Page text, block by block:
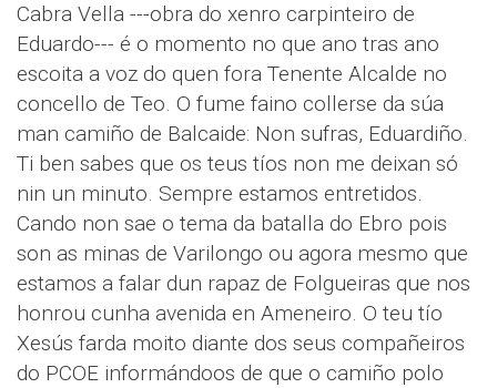
Cabra Vella ---obra do xenro carpinteiro de
Eduardo--- é o momento no que ano tras ano
escoita a voz do quen fora Tenente Alcalde no
concello de Teo. O fume faino collerse da súa
man camiño de Balcaide: Non sufras, Eduardiño.
Ti ben sabes que os teus tíos non me deixan só
nin un minuto. Sempre estamos entretidos.
Cando non sae o tema da batalla do Ebro pois
son as minas de Varilongo ou agora mesmo que
estamos a falar dun rapaz de Folgueiras que nos
honrou cunha avenida en Ameneiro. O teu tío
Xesús farda moito diante dos seus compañeiros
do PCOE informándoos de que o camiño polo